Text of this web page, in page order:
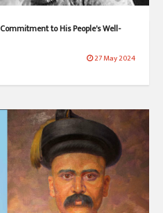
to His People's Well-
27 May 2024